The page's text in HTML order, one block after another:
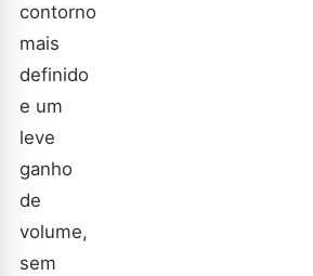
contorno
mais
definido
e um
leve
ganho
de
volume,
sem